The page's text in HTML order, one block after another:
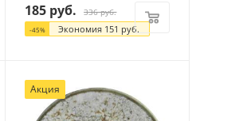
185 руб. 336руб.
-45% Экономия 151 руб.
Акция